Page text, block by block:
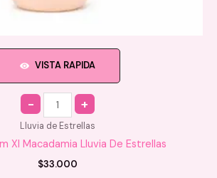
VISTA RAPIDA
Quantity
Lluvia de Estrellas
Xl Macadamia Lluvia De Estrellas
$33.000